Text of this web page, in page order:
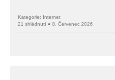
Kategorie: Internet
21 shlédnutí ● 8. Červenec 2026